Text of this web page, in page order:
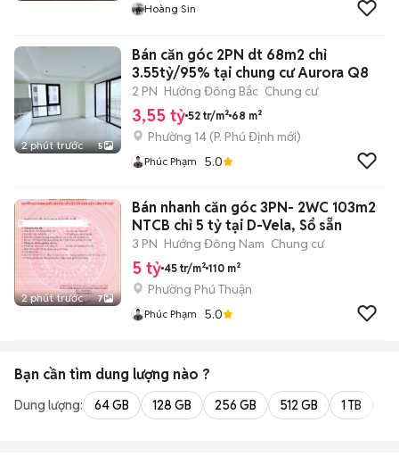
Hoàng Sin
2 phút trước 5
Bán căn góc 2PN dt 68m2 chỉ
3.55tỷ/95% tại chung cư Aurora Q8
2 PN Hướng Đông Bắc Chung cư
3,55 tỷ 52 tr/m² 68 m²
Phường 14 (P. Phú Định mới)
Phúc Phạm 5.0
2 phút trước 7
Bán nhanh căn góc 3PN- 2WC 103m2
NTCB chỉ 5 tỷ tại D-Vela, Sổ sẵn
3 PN Hướng Đông Nam Chung cư
5 tỷ 45 tr/m² 110 m²
Phường Phú Thuận
Phúc Phạm 5.0
Bạn cần tìm dung lượng nào ?
Dung lượng: 64 GB 128 GB 256 GB 512 GB 1 TB